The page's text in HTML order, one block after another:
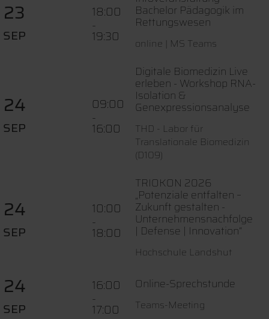
23
SEP
18:00
-
19:30
Bachelor Pädagogik im
Rettungswesen
online | MS Teams
24
SEP
09:00
-
16:00
Digitale Biomedizin Live
erleben - Workshop RNA-
Isolation &
Genexpressionsanalyse
THD - Labor für
Translationale Biomedizin
(D109)
24
SEP
10:00
-
18:00
TRIOKON 2026
„Potenziale entfalten –
Zukunft gestalten -
Unternehmensnachfolge
| Defense | Innovation“
Hochschule Landshut
24
SEP
16:00
-
17:00
Online-Sprechstunde
Teams-Meeting